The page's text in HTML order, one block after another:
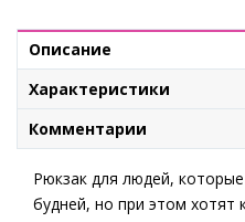
Описание
Характеристики
Комментарии
Рюкзак для людей,
будней, но при этом хотят